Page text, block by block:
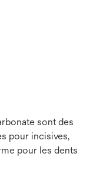
sont des
pour incisives,
pour les dents